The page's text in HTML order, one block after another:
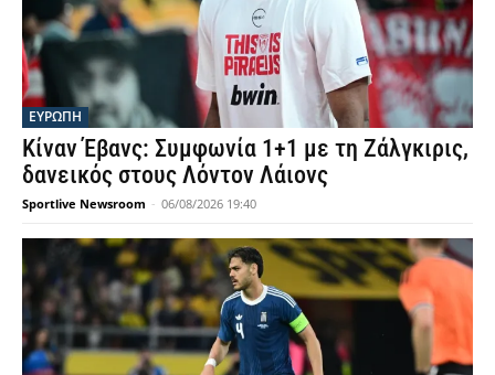
ΕΥΡΩΠΗ
Κίναν Έβανς: Συμφωνία 1+1 με τη Ζάλγκιρις,
δανεικός στους Λόντον Λάιονς
Sportlive Newsroom - 06/08/2026 19:40